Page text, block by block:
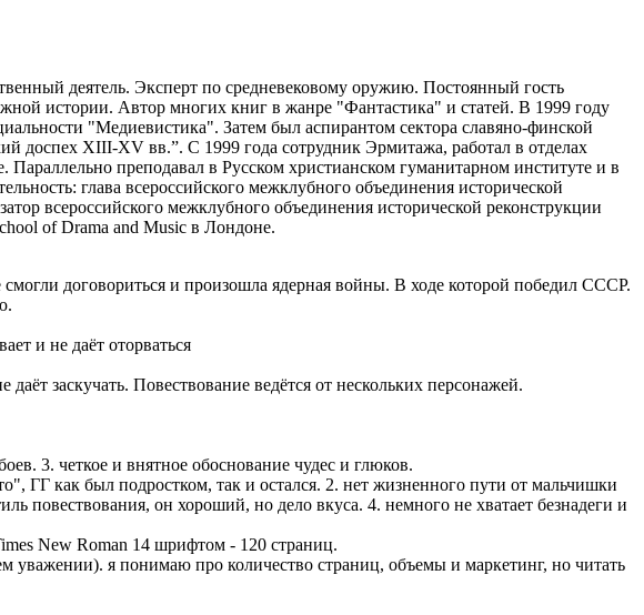
деятель. Эксперт по средневековому оружию. Постоянный гость
истории. Автор многих книг в жанре "Фантастика" и статей. В 1999 году
"Медиевистика". Затем был аспирантом сектора cлавяно-финской
доспех XIII-XV вв.”. С 1999 года сотрудник Эрмитажа, работал в отделах
преподавал в Русском христианском гуманитарном институте и в
глава всероссийского межклубного объединения исторической
всероссийского межклубного объединения исторической реконструкции
of Drama and Music в Лондоне.
договориться и произошла ядерная войны. В ходе которой победил СССР.
и не даёт оторваться
заскучать. Повествование ведётся от нескольких персонажей.
3. четкое и внятное обоснование чудес и глюков.
ГГ как был подростком, так и остался. 2. нет жизненного пути от мальчишки
повествования, он хороший, но дело вкуса. 4. немного не хватает безнадеги и
New Roman 14 шрифтом - 120 страниц.
уважении). я понимаю про количество страниц, объемы и маркетинг, но читать